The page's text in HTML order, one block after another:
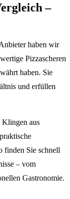
–
haben wir
Pizzascheren
haben. Sie
und erfüllen
Klingen aus
finden Sie schnell
– vom
Gastronomie.